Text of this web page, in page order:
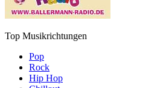
Top Musikrichtungen
Pop
Rock
Hip Hop